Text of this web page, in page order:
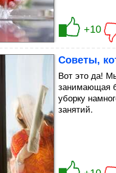
+10
Советы,
Bот это да!
занимающая
уборку
занятий.